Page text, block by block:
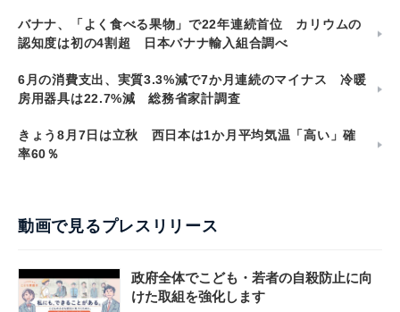
バナナ、「よく食べる果物」で22年連続首位 カリウムの
認知度は初の4割超 日本バナナ輸入組合調べ
6月の消費支出、実質3.3%減で7か月連続のマイナス 冷暖
房用器具は22.7%減 総務省家計調査
きょう8月7日は立秋 西日本は1か月平均気温「高い」確
率60％
動画で見るプレスリリース
政府全体でこども・若者の自殺防止に向
けた取組を強化します